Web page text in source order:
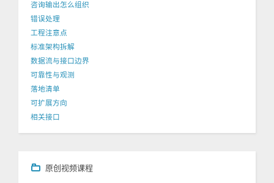
咨询输出怎么组织
错误处理
工程注意点
标准架构拆解
数据流与接口边界
可靠性与观测
落地清单
可扩展方向
相关接口
原创视频课程